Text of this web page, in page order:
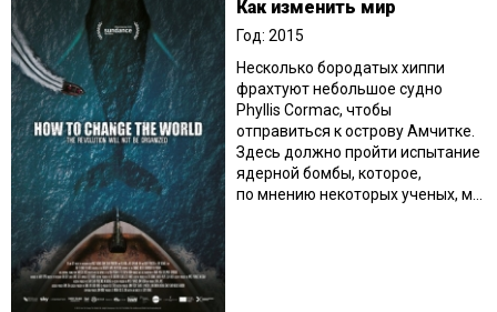
Как изменить мир
Год: 2015
Несколько бородатых хиппи
фрахтуют небольшое судно
Phyllis Cormac, чтобы
отправиться к острову Амчитке.
Здесь должно пройти испытание
ядерной бомбы, которое,
по мнению некоторых ученых, м...